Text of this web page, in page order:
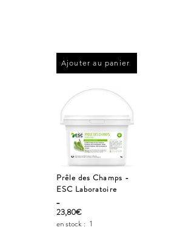
Ajouter au panier
Prêle des Champs -
ESC Laboratoire
_
23,80€
en stock : 1